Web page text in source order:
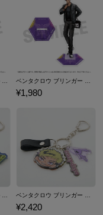
ユウ Q ウィルソン モデル 撮りおろし アクリルスタンド NIJISANJI EN ベンタクロウ ブリンガー モデル 撮りおろし アクリルスタンド NIJISANJI EN
¥1,980
¥2,420